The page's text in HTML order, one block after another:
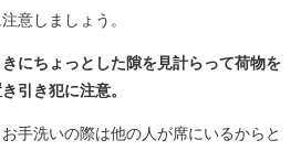
意しましょう。
にちょっとした隙を見計らって荷物を
引き犯に注意。
手洗いの際は他の人が席にいるからと